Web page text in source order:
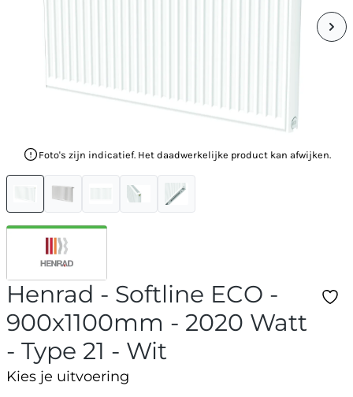
Foto's zijn indicatief. Het daadwerkelijke product kan afwijken.
Henrad - Softline ECO -
900x1100mm - 2020 Watt
- Type 21 - Wit
Kies je uitvoering